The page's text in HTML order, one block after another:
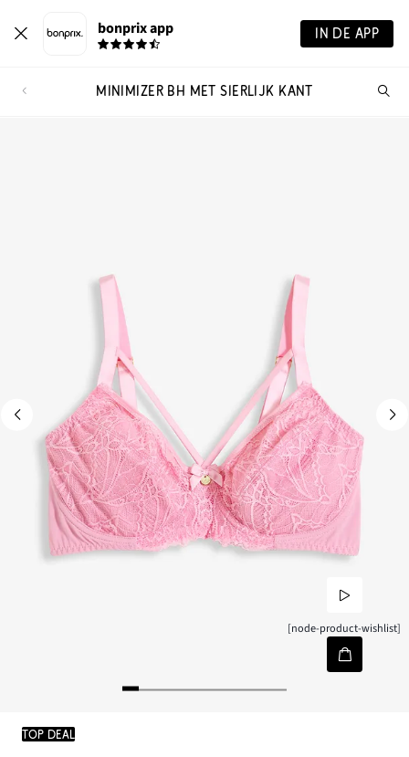
bonprix app IN DE APP
MINIMIZER BH MET SIERLIJK KANT
[node-product-wishlist]
TOP DEAL